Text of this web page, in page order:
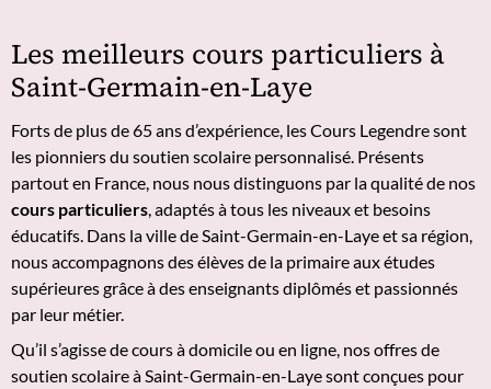
Les meilleurs cours particuliers à
Saint-Germain-en-Laye
Forts de plus de 65 ans d’expérience, les Cours Legendre sont
les pionniers du soutien scolaire personnalisé. Présents
partout en France, nous nous distinguons par la qualité de nos
cours particuliers , adaptés à tous les niveaux et besoins
éducatifs. Dans la ville de Saint-Germain-en-Laye et sa région,
nous accompagnons des élèves de la primaire aux études
supérieures grâce à des enseignants diplômés et passionnés
par leur métier.
Qu’il s’agisse de cours à domicile ou en ligne, nos offres de
soutien scolaire à Saint-Germain-en-Laye sont conçues pour